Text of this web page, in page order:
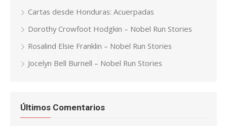
Cartas desde Honduras: Acuerpadas
Dorothy Crowfoot Hodgkin – Nobel Run Stories
Rosalind Elsie Franklin – Nobel Run Stories
Jocelyn Bell Burnell – Nobel Run Stories
Últimos Comentarios